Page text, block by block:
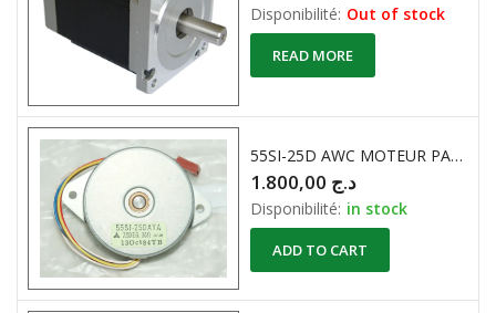
Disponibilité: Out of stock
READ MORE
55SI-25D AWC MOTEUR PAS A PAS 7.5° 36R
د.ج
Disponibilité: in stock
ADD TO CART